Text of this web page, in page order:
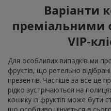
Варіанти
преміальними
VIP-
Для особливих випадків ми
фруктів, що ретельно
презентів. Частіше за все це
рідко зустрічаються на
кошику із фруктів може бути
що особливо цінується в